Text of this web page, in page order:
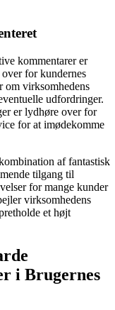
kommentarer er
for kundernes
om virksomhedens
udfordringer.
er lydhøre over for
for at imødekomme
af fantastisk
tilgang til
for mange kunder
virksomhedens
et højt
i Brugernes